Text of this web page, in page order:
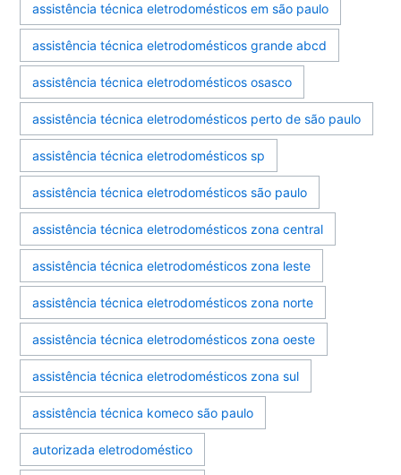
assistência técnica eletrodomésticos em são paulo
assistência técnica eletrodomésticos grande abcd
assistência técnica eletrodomésticos osasco
assistência técnica eletrodomésticos perto de são paulo
assistência técnica eletrodomésticos sp
assistência técnica eletrodomésticos são paulo
assistência técnica eletrodomésticos zona central
assistência técnica eletrodomésticos zona leste
assistência técnica eletrodomésticos zona norte
assistência técnica eletrodomésticos zona oeste
assistência técnica eletrodomésticos zona sul
assistência técnica komeco são paulo
autorizada eletrodoméstico